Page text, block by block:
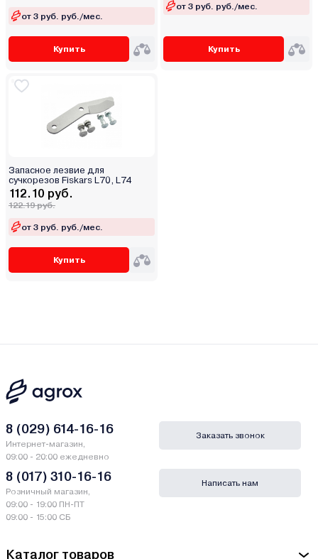
от 3 руб. руб./мес.
Купить
от 3 руб. руб./мес.
Купить
Запасное лезвие для
сучкорезов Fiskars L70, L74
112.10 руб.
122.19 руб.
от 3 руб. руб./мес.
Купить
Каталог товаров
8 (029) 614-16-16
Интернет-магазин,
09:00 - 20:00 ежедневно
8 (017) 310-16-16
Розничный магазин,
09:00 - 19:00 ПН-ПТ
09:00 - 15:00 СБ
Заказать звонок
Написать нам